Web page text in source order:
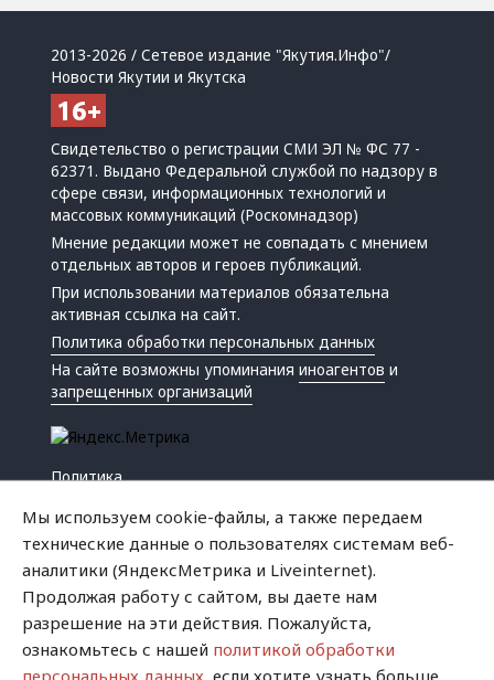
2013-2026 / Сетевое издание "Якутия.Инфо"/
Новости Якутии и Якутска
Свидетельство о регистрации СМИ ЭЛ № ФС 77 -
62371. Выдано Федеральной службой по надзору в
сфере связи, информационных технологий и
массовых коммуникаций (Роскомнадзор)
Мнение редакции может не совпадать с мнением
отдельных авторов и героев публикаций.
При использовании материалов обязательна
активная ссылка на сайт.
Политика обработки персональных данных
На сайте возможны упоминанияиноагентов и
запрещенных организаций
Политика
Криминал
Успех
Мы используем cookie-файлы, а также передаем
технические данные о пользователях системам веб-
аналитики (ЯндексМетрика и Liveinternet).
Продолжая работу с сайтом, вы даете нам
разрешение на эти действия. Пожалуйста,
ознакомьтесь с нашей политикой обработки
персональных данных , если хотите узнать больше.